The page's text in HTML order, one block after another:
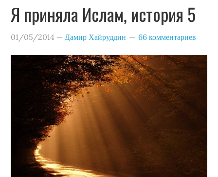
Я приняла Ислам, история 5
01/05/2014 — Дамир Хайруддин 66 комментариев